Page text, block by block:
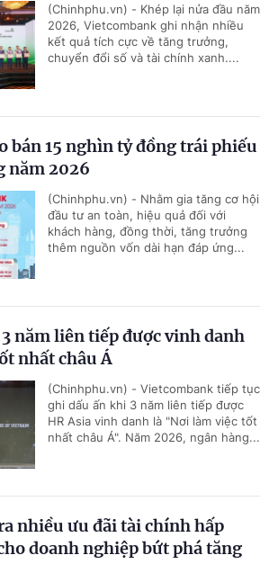
(Chinhphu.vn) - Khép lại nửa đầu năm
2026, Vietcombank ghi nhận nhiều
kết quả tích cực về tăng trưởng,
chuyển đổi số và tài chính xanh....
bán 15 nghìn tỷ đồng trái phiếu
năm 2026
(Chinhphu.vn) - Nhằm gia tăng cơ hội
đầu tư an toàn, hiệu quả đối với
khách hàng, đồng thời, tăng trưởng
thêm nguồn vốn dài hạn đáp ứng...
năm liên tiếp được vinh danh
nhất châu Á
(Chinhphu.vn) - Vietcombank tiếp tục
ghi dấu ấn khi 3 năm liên tiếp được
HR Asia vinh danh là "Nơi làm việc tốt
nhất châu Á". Năm 2026, ngân hàng...
nhiều ưu đãi tài chính hấp
doanh nghiệp bứt phá tăng